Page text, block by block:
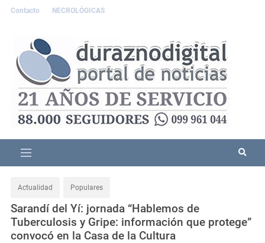
Contacto NECROLÓGICAS
Actualidad Populares
Sarandí del Yí: jornada “Hablemos de
Tuberculosis y Gripe: información que protege”
convocó en la Casa de la Cultura